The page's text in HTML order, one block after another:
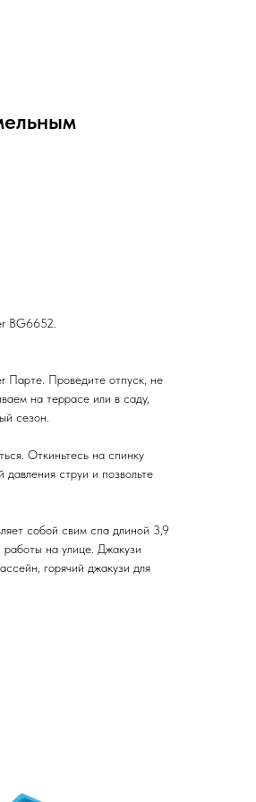
BG6652.
Парте. Проведите отпуск, не
на террасе или в саду,
сезон.
Откиньтесь на спинку
давления струи и позвольте
собой свим спа длиной 3,9
работы на улице. Джакузи
горячий джакузи для